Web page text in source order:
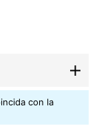
con la